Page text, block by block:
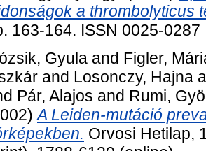
a thrombolyticus
163-164. ISSN 0025-0287
Gyula and Figler,
and Losonczy, Hajna
Pár, Alajos and Rumi,
A Leiden-mutáció
Orvosi Hetilap,